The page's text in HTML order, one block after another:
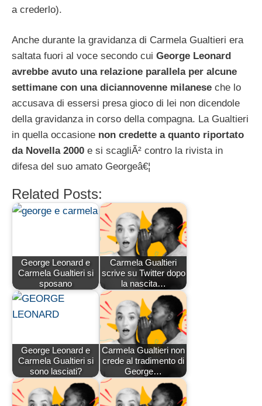
a crederlo).
Anche durante la gravidanza di Carmela Gualtieri era
saltata fuori al voce secondo cui George Leonard
avrebbe avuto una relazione parallela per alcune
settimane con una diciannovenne milanese che lo
accusava di essersi presa gioco di lei non dicendole
della gravidanza in corso della compagna. La Gualtieri
in quella occasione non credette a quanto riportato
da Novella 2000 e si scagliÃ² contro la rivista in
difesa del suo amato Georgeâ€¦
Related Posts:
George Leonard e
Carmela Gualtieri si
sposano
Carmela Gualtieri
scrive su Twitter dopo
la nascita…
George Leonard e
Carmela Gualtieri si
sono lasciati?
Carmela Gualtieri non
crede al tradimento di
George…